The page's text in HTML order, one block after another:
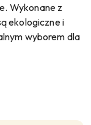
Wykonane z
ekologiczne i
wyborem dla